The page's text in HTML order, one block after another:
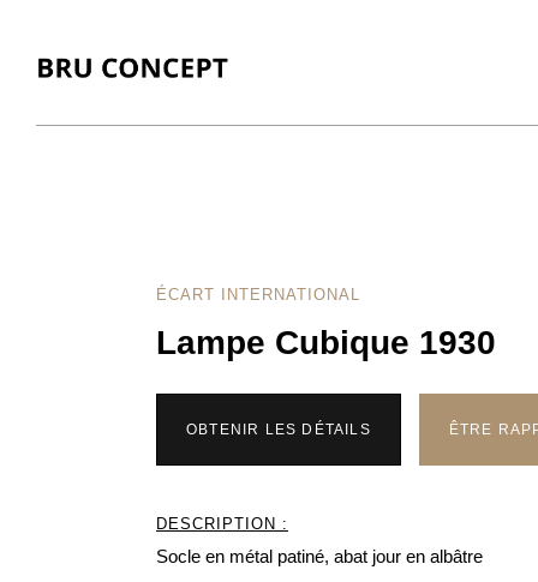
ÉCART INTERNATIONAL
Lampe Cubique 1930
OBTENIR LES DÉTAILS ÊTRE
DESCRIPTION :
Socle en métal patiné, abat jour en albâtre